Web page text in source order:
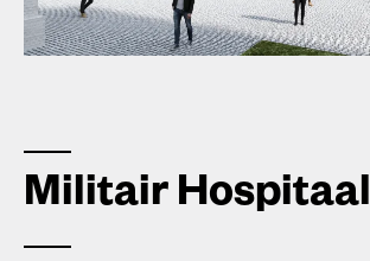
Militair Hospitaal